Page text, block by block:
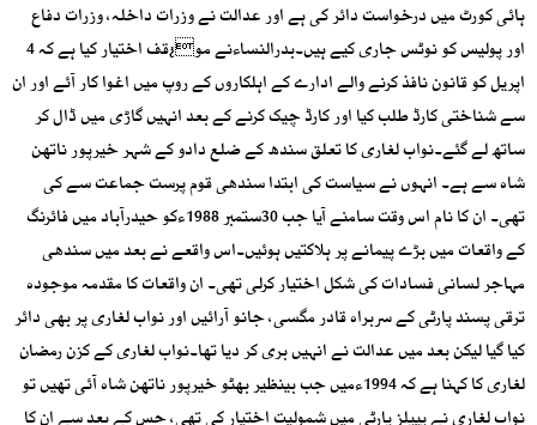
ہائی کورٹ میں درخواست دائر کی ہے اور عدالت نے وزرات داخلہ، وزرات دفاع
اور پولیس کو نوٹس جاری کیے ہیں۔بدرالنساءنے مو¿قف اختیار کیا ہے کہ 4
اپریل کو قانون نافذ کرنے والے ادارے کے اہلکاروں کے روپ میں اغوا کار آئے اور ان
سے شناختی کارڈ طلب کیا اور کارڈ چیک کرنے کے بعد انہیں گاڑی میں ڈال کر
ساتھ لے گئے۔نواب لغاری کا تعلق سندھ کے ضلع دادو کے شہر خیرپور ناتھن
شاہ سے ہے۔ انہوں نے سیاست کی ابتدا سندھی قوم پرست جماعت سے کی
تھی۔ ان کا نام اس وقت سامنے آیا جب 30ستمبر 1988ءکو حیدرآباد میں فائرنگ
کے واقعات میں بڑے پیمانے پر ہلاکتیں ہوئیں۔اس واقعے نے بعد میں سندھی
مہاجر لسانی فسادات کی شکل اختیار کرلی تھی۔ ان واقعات کا مقدمہ موجودہ
ترقی پسند پارٹی کے سربراہ قادر مگسی، جانو آرائیں اور نواب لغاری پر بھی دائر
کیا گیا لیکن بعد میں عدالت نے انہیں بری کر دیا تھا۔نواب لغاری کے کزن رمضان
لغاری کا کہنا ہے کہ 1994ءمیں جب بینظیر بھٹو خیرپور ناتھن شاہ آئی تھیں تو